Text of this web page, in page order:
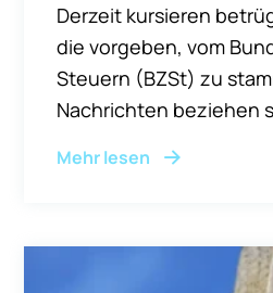
Derzeit kursieren
die vorgeben, vom
Steuern (BZSt) zu
Nachrichten beziehen
Steuerprüfung" unter
Krypto-Wallets
Mehr lesen